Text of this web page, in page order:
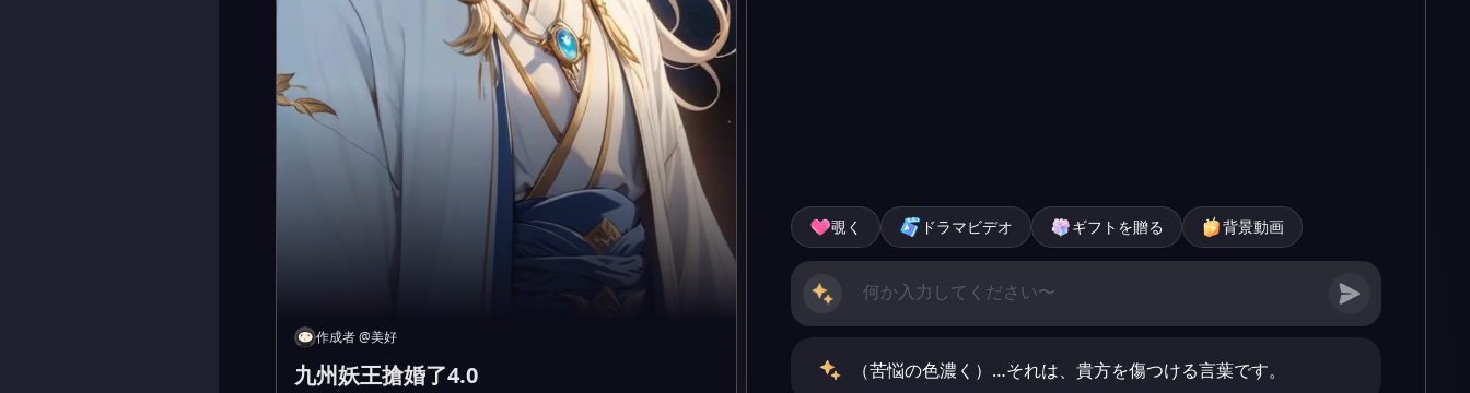
作成者@美好
九州妖王搶婚了4.0
覗く ドラマビデオ ギフトを贈る 背景動画
（苦悩の色濃く）…それは、貴方を傷つける言葉です。